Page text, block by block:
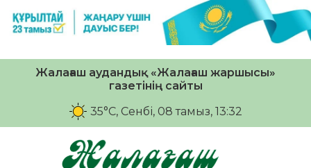
Жалағаш аудандық «Жалағаш жаршысы»
газетінің сайты
35°C, Сенбі, 08 тамыз, 13:32